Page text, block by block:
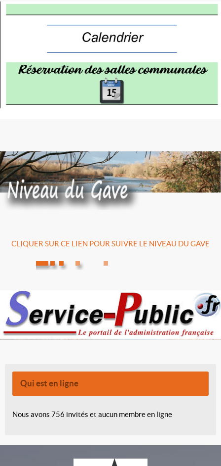
CLIQUER SUR CE LIEN POUR SUIVRE LE NIVEAU DU GAVE
Qui est en ligne
Nous avons 756 invités et aucun membre en ligne